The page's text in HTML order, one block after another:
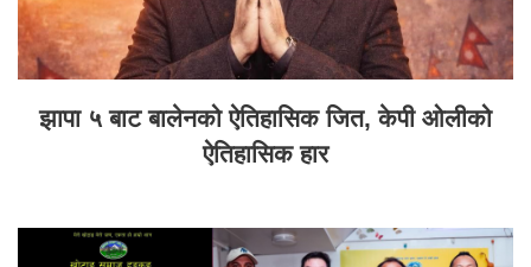
झापा ५ बाट बालेनको ऐतिहासिक जित, केपी ओलीको
ऐतिहासिक हार